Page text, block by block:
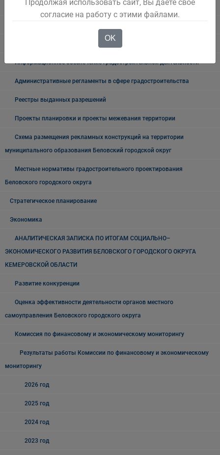
Кемеровской области
Информационное обеспечение градостроительной деятельности
Административные регламенты в сфере градостроительства
Реестры выданных разрешений
Проекты планировки и проекты межевания территории
Схема размещения рекламных конструкций на территории
муниципального образования Беловский городской округ
Местные нормативы градостроительного проектирования
Беловского городского округа
Стратегическое планирование
Экономика
АНАЛИТИЧЕСКАЯ ЗАПИСКА ПО ИТОГАМ СОЦИАЛЬНО–
ЭКОНОМИЧЕСКОГО РАЗВИТИЯ БЕЛОВСКОГО ГОРОДСКОГО ОКРУГА
КЕМЕРОВСКОЙ ОБЛАСТИ
Развитие конкуренции
Оценка эффективности деятельности органов местного
самоуправления Беловского городского округа
Комиссия по финансовому и экономическому мониторингу
Результаты работы Комиссии по финансовому и экономическому
мониторингу
2026 год
2025 год
2024 год
2023 год
Продолжая использовать сайт, Вы даете свое
согласие на работу с этими файлами.
OK